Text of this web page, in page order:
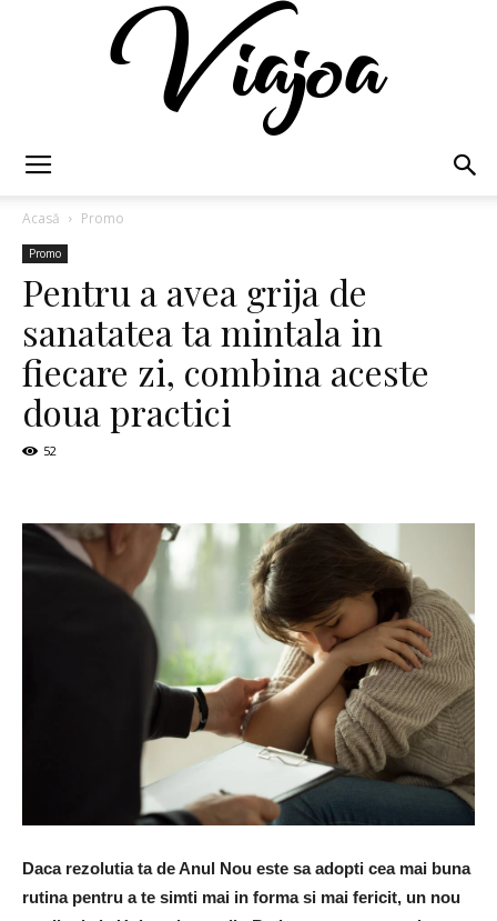
Acasă Promo
Promo
Pentru a avea grija de
sanatatea ta mintala in
fiecare zi, combina aceste
doua practici
52
Daca rezolutia ta de Anul Nou este sa adopti cea mai buna
rutina pentru a te simti mai in forma si mai fericit, un nou